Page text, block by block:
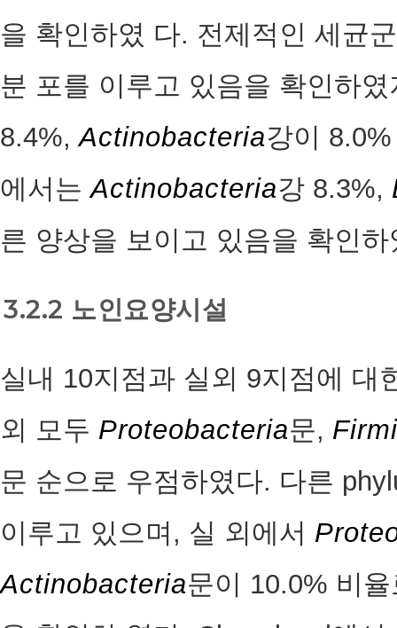
을 확인하였 다. 전제적인 세균
분 포를 이루고 있음을 확인하
8.4%,Actinobacteria강이
에서는Actinobacteria강 8.3%,
른 양상을 보이고 있음을 확인
3.2.2 노인요양시설
실내 10지점과 실외 9지점에 대
외 모두 Proteobacteria문,
문 순으로 우점하였다. 다른
이루고 있으며, 실 외에서
Actinobacteria문이 10.0% 비